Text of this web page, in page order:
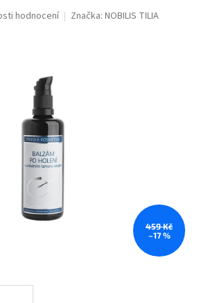
hodnocení Značka: NOBILIS TILIA
459 Kč
–17 %